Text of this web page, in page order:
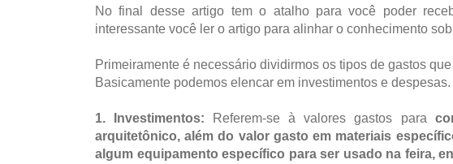
No final desse artigo tem o atalho para você poder
interessante você ler o artigo para alinhar o conhecimento
Primeiramente é necessário dividirmos os tipos de gastos
Basicamente podemos elencar em investimentos e despesas.
1. Investimentos: Referem-se à valores gastos para
arquitetônico, além do valor gasto em materiais
algum equipamento específico para ser usado na feira,